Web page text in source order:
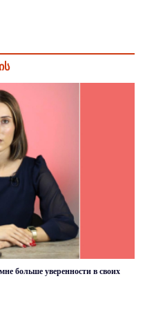
больше уверенности в своих